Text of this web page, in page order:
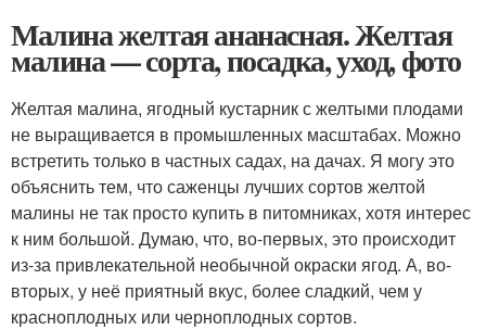
Малина желтая ананасная. Желтая
малина — сорта, посадка, уход, фото
Желтая малина, ягодный кустарник с желтыми плодами
не выращивается в промышленных масштабах. Можно
встретить только в частных садах, на дачах. Я могу это
объяснить тем, что саженцы лучших сортов желтой
малины не так просто купить в питомниках, хотя интерес
к ним большой. Думаю, что, во-первых, это происходит
из-за привлекательной необычной окраски ягод. А, во-
вторых, у неё приятный вкус, более сладкий, чем у
красноплодных или черноплодных сортов.